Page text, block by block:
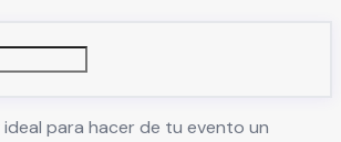
para hacer de tu evento un